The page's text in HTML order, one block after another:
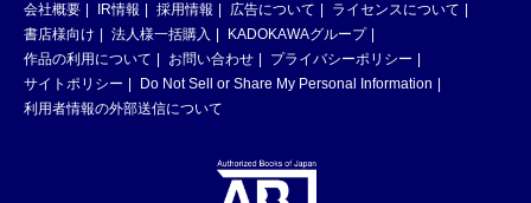
会社概要 IR情報 採用情報 広告について
ライセンスについて
書店様向け
法人様一括購入
KADOKAWAグループ
作品の利用について
お問い合わせ
プライバシーポリシー
サイトポリシー
Do Not Sell or Share My Personal Information
利用者情報の外部送信について